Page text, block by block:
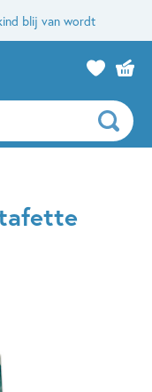
blij van wordt